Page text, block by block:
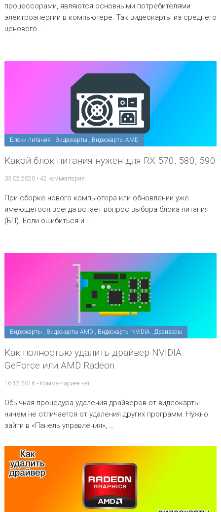
процессорами, являются основными потребителями
электроэнергии в компьютере. Так видеокарты из среднего
ценового …
Какой блок питания нужен для RX 570, 580, 590
Блоки питания , Видеокарты , Видеокарты AMD
03.02.2020• 42 комментария
При сборке нового компьютера или обновлении уже
имеющегося всегда встает вопрос выбора блока питания
(БП). Если ошибиться и …
Как полностью удалить драйвер NVIDIA
GeForce или AMD Radeon
Видеокарты Видеокарты AMD Видеокарты NVIDIA Драйверы
16.12.2016• Комментариев нет
Обычная процедура удаления драйверов от видеокарты
ничем не отличается от удаления других программ. Нужно
зайти в «Панель управления», …